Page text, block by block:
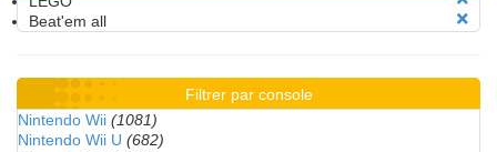
Beat'em all
Filtrer par console
Nintendo Wii (1081)
Nintendo Wii U (682)